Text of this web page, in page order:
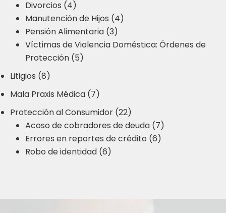
Divorcios (4)
Manutención de Hijos (4)
Pensión Alimentaria (3)
Víctimas de Violencia Doméstica: Órdenes de
Protección (5)
Litigios (8)
Mala Praxis Médica (7)
Protección al Consumidor (22)
Acoso de cobradores de deuda (7)
Errores en reportes de crédito (6)
Robo de identidad (6)